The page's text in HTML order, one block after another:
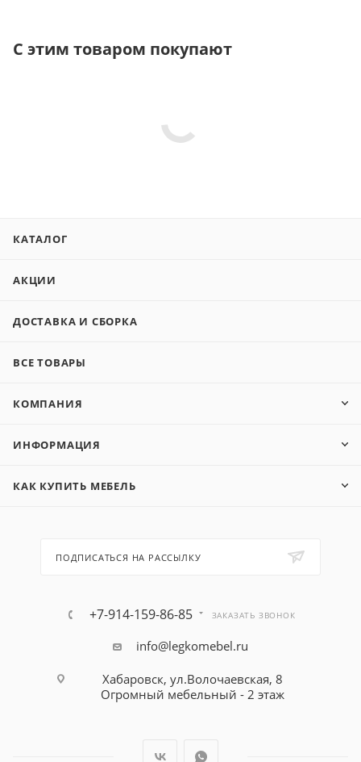
С этим товаром покупают
КАТАЛОГ
АКЦИИ
ДОСТАВКА И СБОРКА
ВСЕ ТОВАРЫ
КОМПАНИЯ
ИНФОРМАЦИЯ
КАК КУПИТЬ МЕБЕЛЬ
ПОДПИСАТЬСЯ НА РАССЫЛКУ
+7-914-159-86-85 ЗАКАЗАТЬ ЗВОНОК
info@legkomebel.ru
Хабаровск, ул.Волочаевская, 8
Огромный мебельный - 2 этаж